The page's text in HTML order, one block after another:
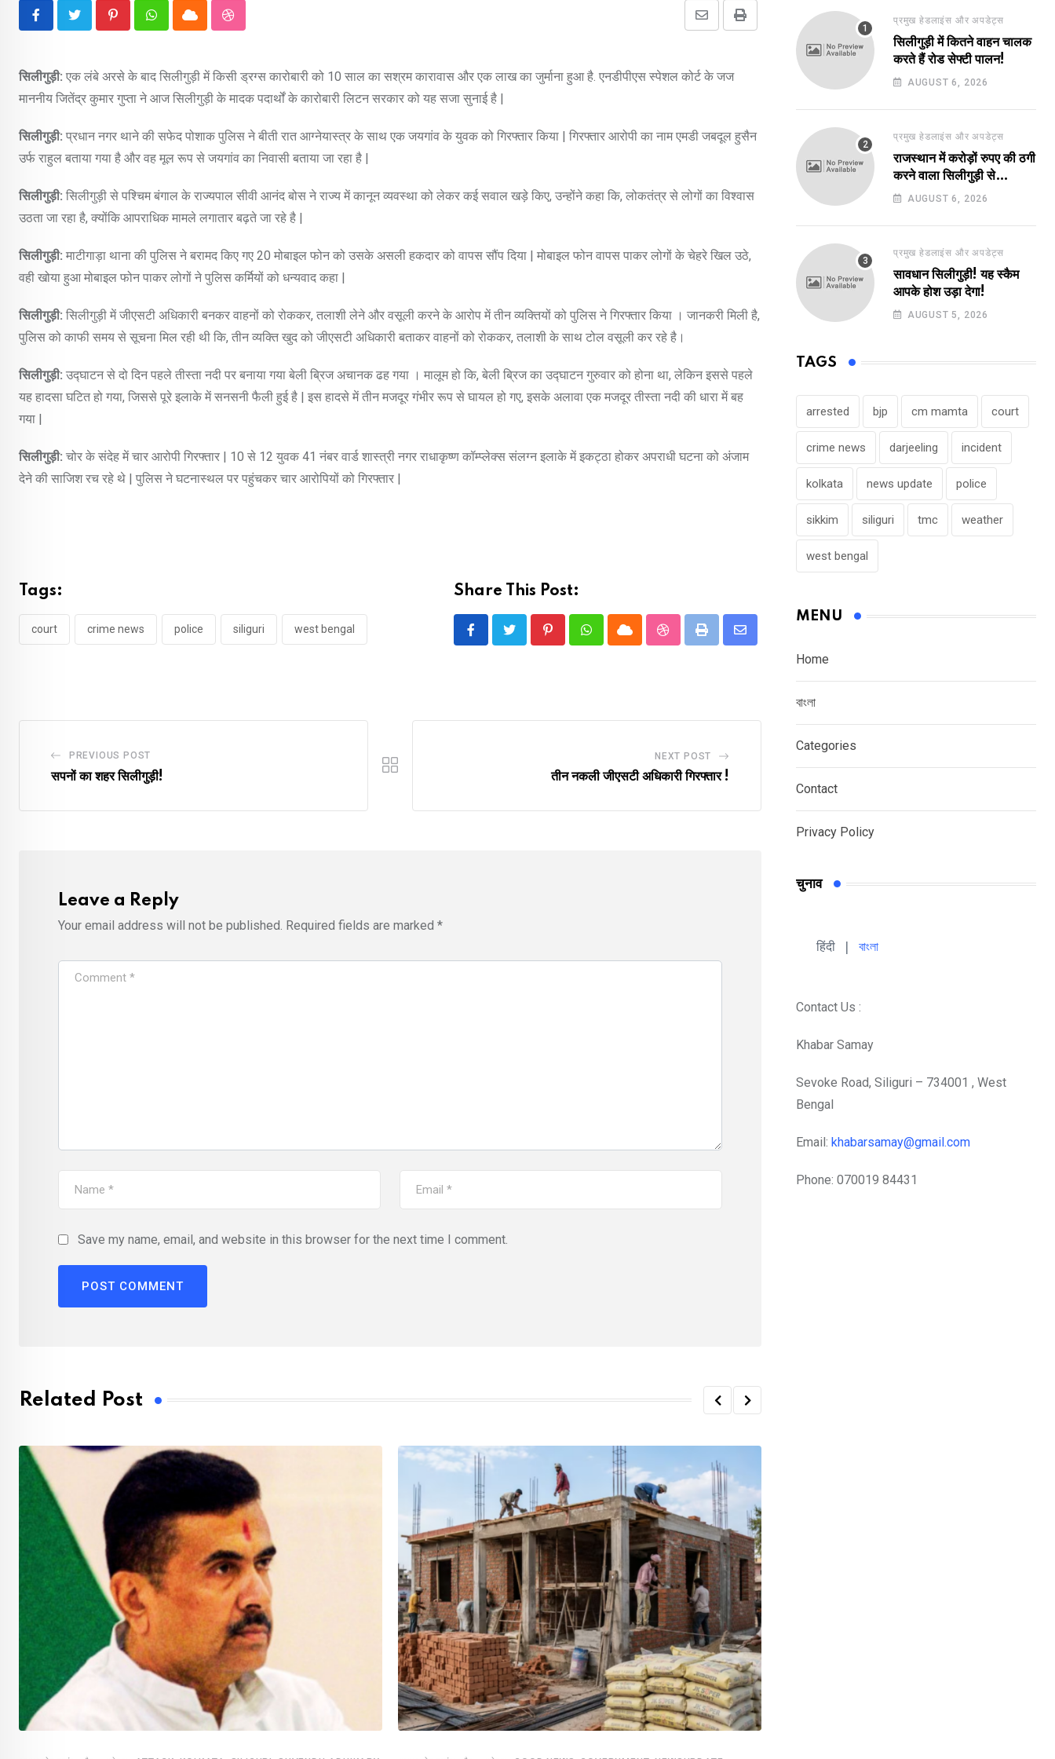
PinterestWhatsappCloud StumbleUpon Print
Share
Email
सिलीगुड़ी: एक लंबे अरसे के बाद सिलीगुड़ी में किसी ड्रग्स कारोबारी को 10 साल का सश्रम कारावास और एक लाख का जुर्माना हुआ है. एनडीपीएस स्पेशल कोर्ट के जज
माननीय जितेंद्र कुमार गुप्ता ने आज सिलीगुड़ी के मादक पदार्थों के कारोबारी लिटन सरकार को यह सजा सुनाई है |
सिलीगुड़ी: प्रधान नगर थाने की सफेद पोशाक पुलिस ने बीती रात आग्नेयास्त्र के साथ एक जयगांव के युवक को गिरफ्तार किया | गिरफ्तार आरोपी का नाम एमडी जबदूल हुसैन
उर्फ राहुल बताया गया है और वह मूल रूप से जयगांव का निवासी बताया जा रहा है |
सिलीगुड़ी: सिलीगुड़ी से पश्चिम बंगाल के राज्यपाल सीवी आनंद बोस ने राज्य में कानून व्यवस्था को लेकर कई सवाल खड़े किए, उन्होंने कहा कि, लोकतंत्र से लोगों का विश्वास
उठता जा रहा है, क्योंकि आपराधिक मामले लगातार बढ़ते जा रहे है |
सिलीगुड़ी: माटीगाड़ा थाना की पुलिस ने बरामद किए गए 20 मोबाइल फोन को उसके असली हकदार को वापस सौंप दिया | मोबाइल फोन वापस पाकर लोगों के चेहरे खिल उठे,
वही खोया हुआ मोबाइल फोन पाकर लोगों ने पुलिस कर्मियों को धन्यवाद कहा |
सिलीगुड़ी: सिलीगुड़ी में जीएसटी अधिकारी बनकर वाहनों को रोककर, तलाशी लेने और वसूली करने के आरोप में तीन व्यक्तियों को पुलिस ने गिरफ्तार किया । जानकरी मिली है,
पुलिस को काफी समय से सूचना मिल रही थी कि, तीन व्यक्ति खुद को जीएसटी अधिकारी बताकर वाहनों को रोककर, तलाशी के साथ टोल वसूली कर रहे है।
सिलीगुड़ी: उद्घाटन से दो दिन पहले तीस्ता नदी पर बनाया गया बेली ब्रिज अचानक ढह गया । मालूम हो कि, बेली ब्रिज का उद्घाटन गुरुवार को होना था, लेकिन इससे पहले
यह हादसा घटित हो गया, जिससे पूरे इलाके में सनसनी फैली हुई है | इस हादसे में तीन मजदूर गंभीर रूप से घायल हो गए, इसके अलावा एक मजदूर तीस्ता नदी की धारा में बह
गया |
सिलीगुड़ी: चोर के संदेह में चार आरोपी गिरफ्तार | 10 से 12 युवक 41 नंबर वार्ड शास्त्री नगर राधाकृष्ण कॉम्प्लेक्स संलग्न इलाके में इकट्ठा होकर अपराधी घटना को अंजाम
देने की साजिश रच रहे थे | पुलिस ने घटनास्थल पर पहुंचकर चार आरोपियों को गिरफ्तार |
Tags:
court crime news police siliguri west bengal
Share This Post:
PinterestWhatsappCloud StumbleUpon
Print
Share
PREVIOUS POST
सपनों का शहर सिलीगुड़ी!
NEXT POST
तीन नकली जीएसटी अधिकारी गिरफ्तार !
Leave a Reply
Your email address will not be published. Required fields are marked *
Save my name, email, and website in this browser for the next time I comment.
Related Post
प्रमुख हेडलाइंस और अपडेट्स
सिलीगुड़ी में कितने वाहन चालक
करते हैं रोड सेफ्टी पालन!
AUGUST 6, 2026
प्रमुख हेडलाइंस और अपडेट्स
राजस्थान में करोड़ों रुपए की ठगी
करने वाला सिलीगुड़ी से
गिरफ्तार!
AUGUST 6, 2026
प्रमुख हेडलाइंस और अपडेट्स
सावधान सिलीगुड़ी! यह स्कैम
आपके होश उड़ा देगा!
AUGUST 5, 2026
TAGS
arrested bjp cm mamta court
crime news darjeeling incident
kolkata news update police
sikkim siliguri tmc weather
west bengal
MENU
Home
বাংলা
Categories
Contact
Privacy Policy
चुनाव
हिंदी | বাংলা
Contact Us :
Khabar Samay
Sevoke Road, Siliguri – 734001 , West
Bengal
Email: khabarsamay@gmail.com
Phone: 070019 84431